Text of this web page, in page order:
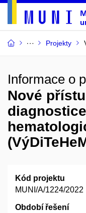
Projekty
Informace o
Nové
Kód projektu
MUNI/A/1224/2022
Období řešení